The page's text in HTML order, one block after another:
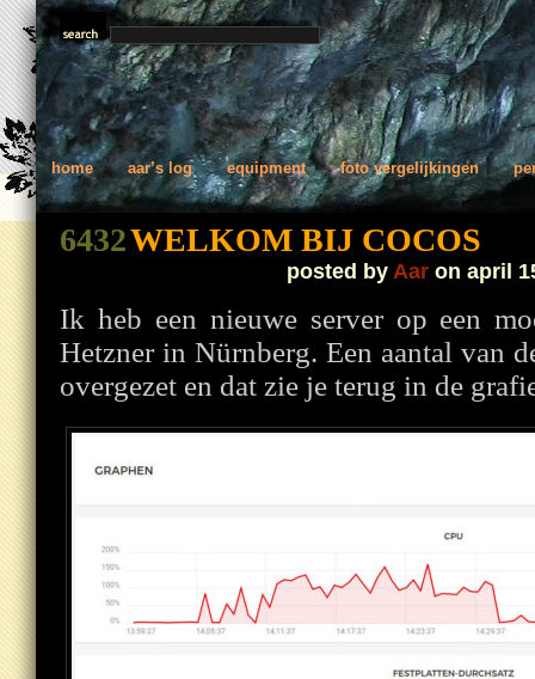
home aar’s log equipment foto vergelijkingen
6432WELKOM BIJ COCOS
posted by Aaron april
Ik heb een nieuwe server op een
Hetzner in Nürnberg. Een aantal van
overgezet en dat zie je terug in de